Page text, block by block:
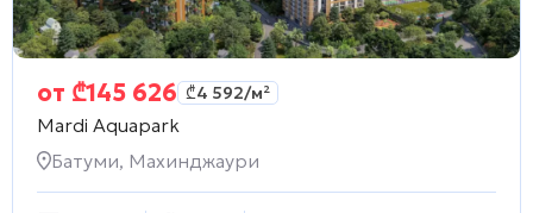
от ₾145 626 ₾4 592/м²
Mardi Aquapark
Батуми, Махинджаури